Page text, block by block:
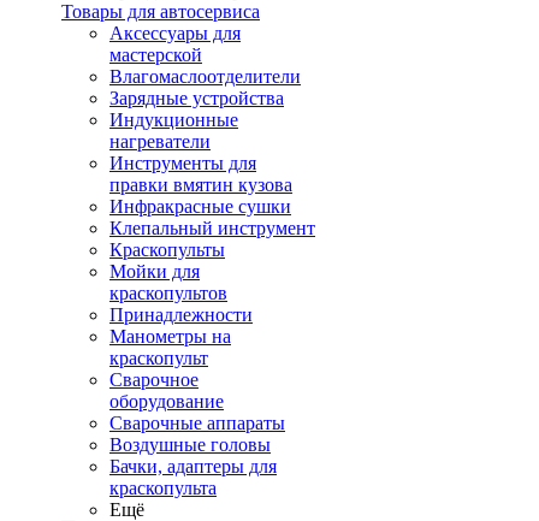
Товары для автосервиса
Аксессуары для
мастерской
Влагомаслоотделители
Зарядные устройства
Индукционные
нагреватели
Инструменты для
правки вмятин кузова
Инфракрасные сушки
Клепальный инструмент
Краскопульты
Мойки для
краскопультов
Принадлежности
Манометры на
краскопульт
Сварочное
оборудование
Сварочные аппараты
Воздушные головы
Бачки, адаптеры для
краскопульта
Ещё